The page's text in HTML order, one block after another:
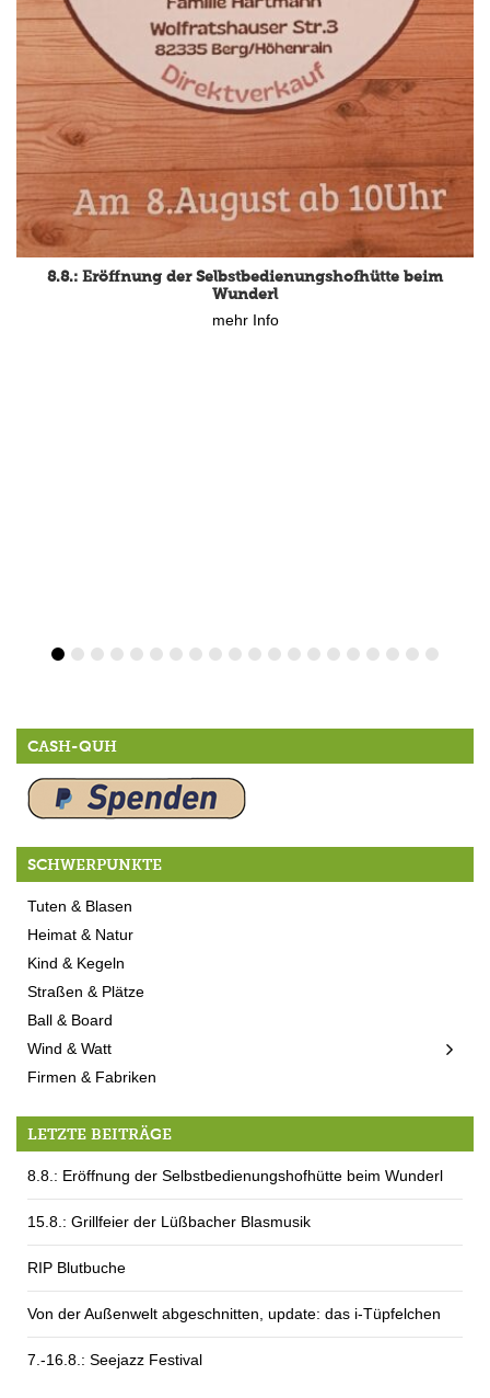
8.8.: Eröffnung der Selbstbedienungshofhütte beim
Wunderl
mehr Info
15.8.: Grillfeier der Lüßbacher Blasmusik
mehr Info
CASH-QUH
SCHWERPUNKTE
Tuten & Blasen
Heimat & Natur
Kind & Kegeln
Straßen & Plätze
Ball & Board
Wind & Watt
Firmen & Fabriken
LETZTE BEITRÄGE
8.8.: Eröffnung der Selbstbedienungshofhütte beim Wunderl
15.8.: Grillfeier der Lüßbacher Blasmusik
RIP Blutbuche
Von der Außenwelt abgeschnitten, update: das i-Tüpfelchen
7.-16.8.: Seejazz Festival